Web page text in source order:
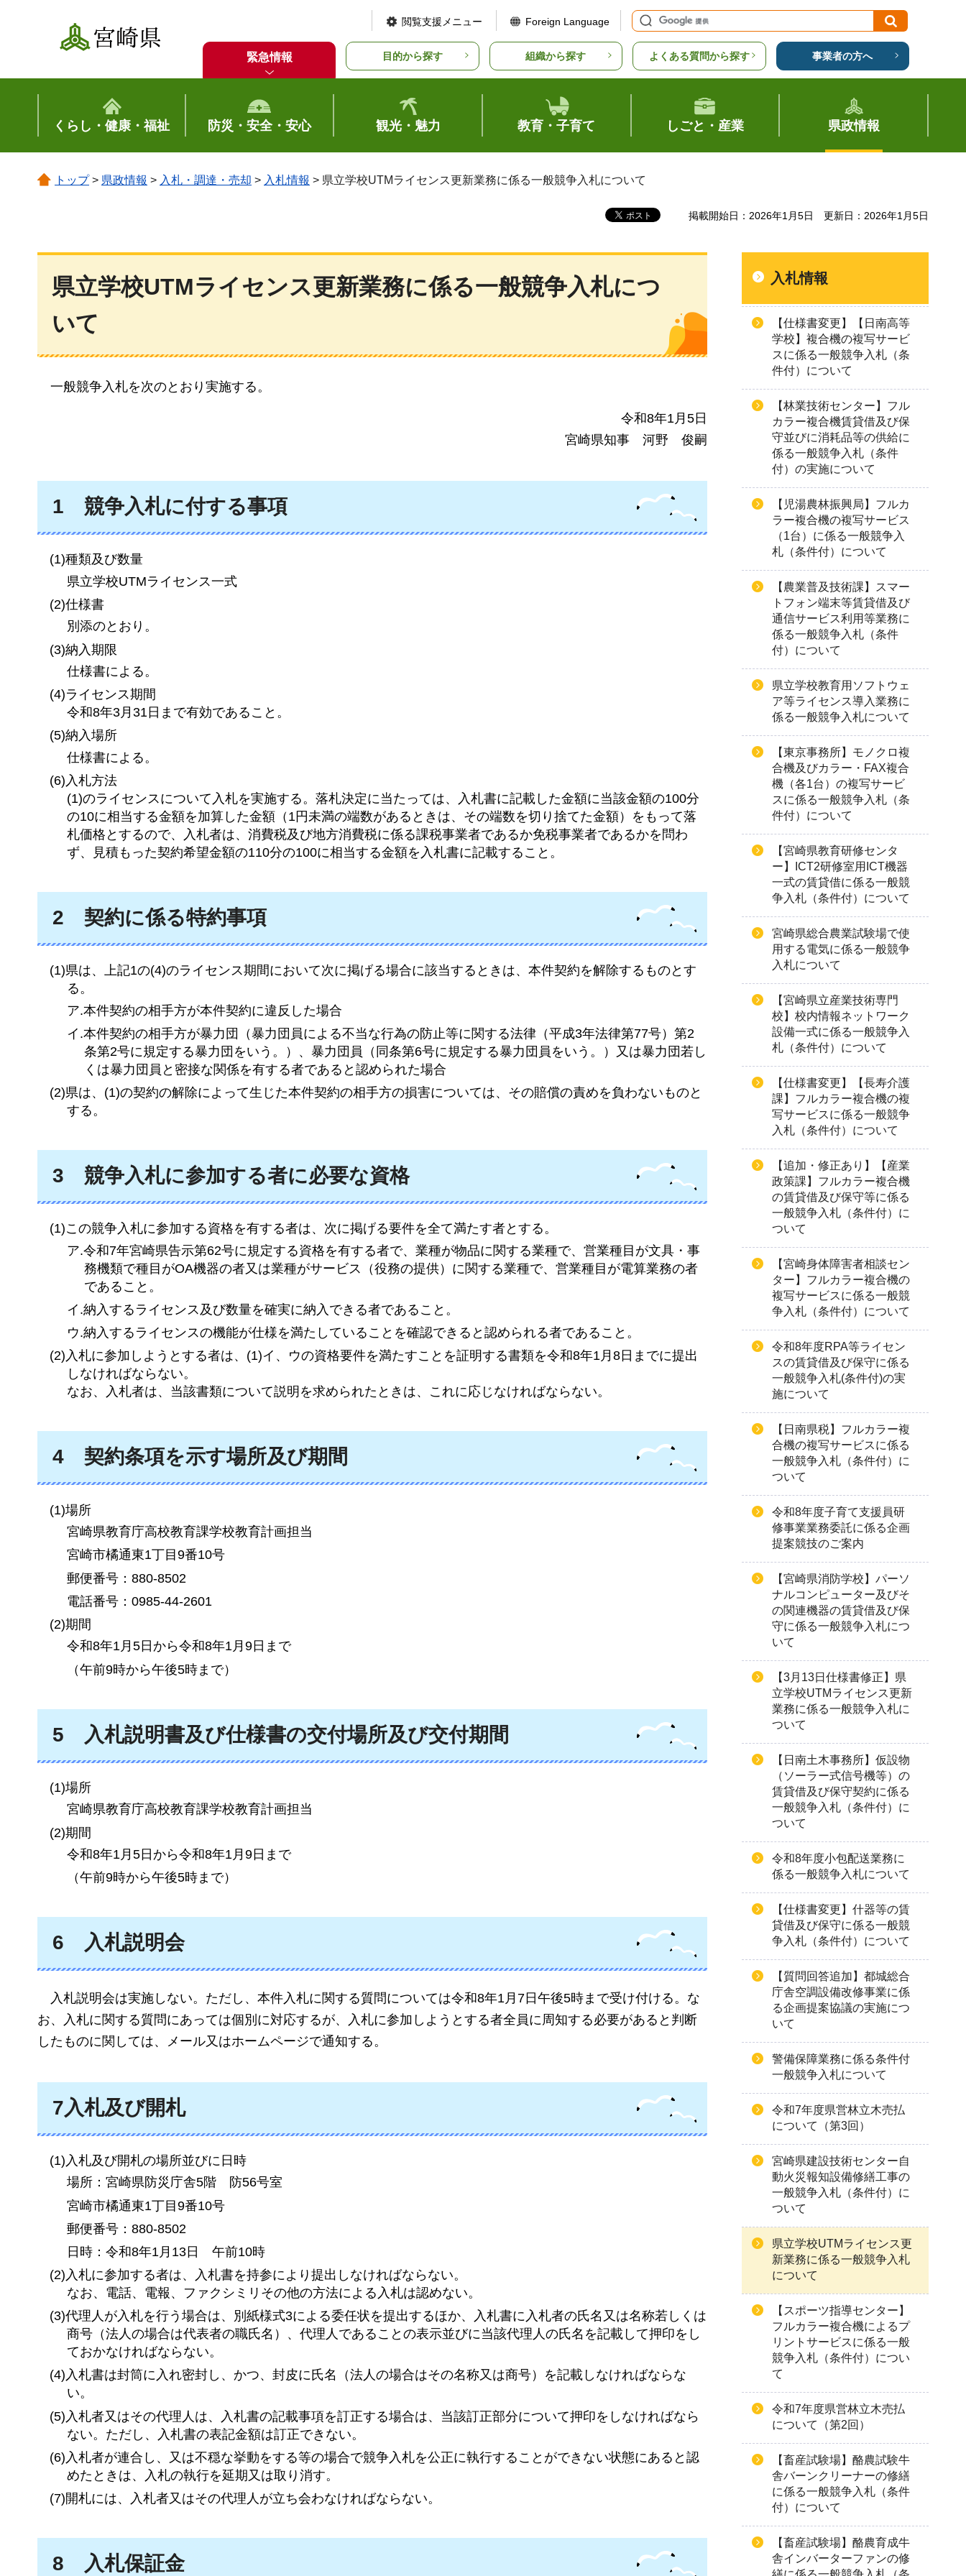
宮崎県
閲覧支援メニュー Foreign Language
緊急情報 目的から探す 組織から探す よくある質問から探す 事業者の方へ
くらし・健康・福祉 防災・安全・安心 観光・魅力 教育・子育て しごと・産業 県政情報
トップ> 県政情報 > 入札・調達・売却 > 入札情報 > 県立学校UTMライセンス更新業務に係る一般競争入札について
掲載開始日：2026年1月5日 更新日：2026年1月5日
県立学校UTMライセンス更新業務に係る一般競争入札につ
いて
一般競争入札を次のとおり実施する。
令和8年1月5日
宮崎県知事
河野 俊嗣
1 競争入札に付する事項
(1)種類及び数量
県立学校UTMライセンス一式
(2)仕様書
別添のとおり。
(3)納入期限
仕様書による。
(4)ライセンス期間
令和8年3月31日まで有効であること。
(5)納入場所
仕様書による。
(6)入札方法
(1)のライセンスについて入札を実施する。落札決定に当たっては、入札書に記載した金額に当該金額の100分
の10に相当する金額を加算した金額（1円未満の端数があるときは、その端数を切り捨てた金額）をもって落
札価格とするので、入札者は、消費税及び地方消費税に係る課税事業者であるか免税事業者であるかを問わ
ず、見積もった契約希望金額の110分の100に相当する金額を入札書に記載すること。
2 契約に係る特約事項
(1)県は、上記1の(4)のライセンス期間において次に掲げる場合に該当するときは、本件契約を解除するものとす
る。
ア.本件契約の相手方が本件契約に違反した場合
イ.本件契約の相手方が暴力団（暴力団員による不当な行為の防止等に関する法律（平成3年法律第77号）第2
条第2号に規定する暴力団をいう。）、暴力団員（同条第6号に規定する暴力団員をいう。）又は暴力団若し
くは暴力団員と密接な関係を有する者であると認められた場合
(2)県は、(1)の契約の解除によって生じた本件契約の相手方の損害については、その賠償の責めを負わないものと
する。
3 競争入札に参加する者に必要な資格
(1)この競争入札に参加する資格を有する者は、次に掲げる要件を全て満たす者とする。
ア.令和7年宮崎県告示第62号に規定する資格を有する者で、業種が物品に関する業種で、営業種目が文具・事
務機類で種目がOA機器の者又は業種がサービス（役務の提供）に関する業種で、営業種目が電算業務の者
であること。
イ.納入するライセンス及び数量を確実に納入できる者であること。
ウ.納入するライセンスの機能が仕様を満たしていることを確認できると認められる者であること。
(2)入札に参加しようとする者は、(1)イ、ウの資格要件を満たすことを証明する書類を令和8年1月8日までに提出
しなければならない。
なお、入札者は、当該書類について説明を求められたときは、これに応じなければならない。
4 契約条項を示す場所及び期間
(1)場所
宮崎県教育庁高校教育課学校教育計画担当
宮崎市橘通東1丁目9番10号
郵便番号：880-8502
電話番号：0985-44-2601
(2)期間
令和8年1月5日から令和8年1月9日まで
（午前9時から午後5時まで）
5 入札説明書及び仕様書の交付場所及び交付期間
(1)場所
宮崎県教育庁高校教育課学校教育計画担当
(2)期間
令和8年1月5日から令和8年1月9日まで
（午前9時から午後5時まで）
6 入札説明会
入札説明会は実施しない。ただし、本件入札に関する質問については令和8年1月7日午後5時まで受け付ける。な
お、入札に関する質問にあっては個別に対応するが、入札に参加しようとする者全員に周知する必要があると判断
したものに関しては、メール又はホームページで通知する。
7入札及び開札
(1)入札及び開札の場所並びに日時
場所：宮崎県防災庁舎5階
防56号室
宮崎市橘通東1丁目9番10号
郵便番号：880-8502
日時：令和8年1月13日
午前10時
(2)入札に参加する者は、入札書を持参により提出しなければならない。
なお、電話、電報、ファクシミリその他の方法による入札は認めない。
(3)代理人が入札を行う場合は、別紙様式3による委任状を提出するほか、入札書に入札者の氏名又は名称若しくは
商号（法人の場合は代表者の職氏名）、代理人であることの表示並びに当該代理人の氏名を記載して押印をし
ておかなければならない。
(4)入札書は封筒に入れ密封し、かつ、封皮に氏名（法人の場合はその名称又は商号）を記載しなければならな
い。
(5)入札者又はその代理人は、入札書の記載事項を訂正する場合は、当該訂正部分について押印をしなければなら
ない。ただし、入札書の表記金額は訂正できない。
(6)入札者が連合し、又は不穏な挙動をする等の場合で競争入札を公正に執行することができない状態にあると認
めたときは、入札の執行を延期又は取り消す。
(7)開札には、入札者又はその代理人が立ち会わなければならない。
8 入札保証金
入札情報
【仕様書変更】【日南高等
学校】複合機の複写サービ
スに係る一般競争入札（条
件付）について
【林業技術センター】フル
カラー複合機賃貸借及び保
守並びに消耗品等の供給に
係る一般競争入札（条件
付）の実施について
【児湯農林振興局】フルカ
ラー複合機の複写サービス
（1台）に係る一般競争入
札（条件付）について
【農業普及技術課】スマー
トフォン端末等賃貸借及び
通信サービス利用等業務に
係る一般競争入札（条件
付）について
県立学校教育用ソフトウェ
ア等ライセンス導入業務に
係る一般競争入札について
【東京事務所】モノクロ複
合機及びカラー・FAX複合
機（各1台）の複写サービ
スに係る一般競争入札（条
件付）について
【宮崎県教育研修センタ
ー】ICT2研修室用ICT機器
一式の賃貸借に係る一般競
争入札（条件付）について
宮崎県総合農業試験場で使
用する電気に係る一般競争
入札について
【宮崎県立産業技術専門
校】校内情報ネットワーク
設備一式に係る一般競争入
札（条件付）について
【仕様書変更】【長寿介護
課】フルカラー複合機の複
写サービスに係る一般競争
入札（条件付）について
【追加・修正あり】【産業
政策課】フルカラー複合機
の賃貸借及び保守等に係る
一般競争入札（条件付）に
ついて
【宮崎身体障害者相談セン
ター】フルカラー複合機の
複写サービスに係る一般競
争入札（条件付）について
令和8年度RPA等ライセン
スの賃貸借及び保守に係る
一般競争入札(条件付)の実
施について
【日南県税】フルカラー複
合機の複写サービスに係る
一般競争入札（条件付）に
ついて
令和8年度子育て支援員研
修事業業務委託に係る企画
提案競技のご案内
【宮崎県消防学校】パーソ
ナルコンピューター及びそ
の関連機器の賃貸借及び保
守に係る一般競争入札につ
いて
【3月13日仕様書修正】県
立学校UTMライセンス更新
業務に係る一般競争入札に
ついて
【日南土木事務所】仮設物
（ソーラー式信号機等）の
賃貸借及び保守契約に係る
一般競争入札（条件付）に
ついて
令和8年度小包配送業務に
係る一般競争入札について
【仕様書変更】什器等の賃
貸借及び保守に係る一般競
争入札（条件付）について
【質問回答追加】都城総合
庁舎空調設備改修事業に係
る企画提案協議の実施につ
いて
警備保障業務に係る条件付
一般競争入札について
令和7年度県営林立木売払
について（第3回）
宮崎県建設技術センター自
動火災報知設備修繕工事の
一般競争入札（条件付）に
ついて
県立学校UTMライセンス更
新業務に係る一般競争入札
について
【スポーツ指導センター】
フルカラー複合機によるプ
リントサービスに係る一般
競争入札（条件付）につい
て
令和7年度県営林立木売払
について（第2回）
【畜産試験場】酪農試験牛
舎バーンクリーナーの修繕
に係る一般競争入札（条件
付）について
【畜産試験場】酪農育成牛
舎インバーターファンの修